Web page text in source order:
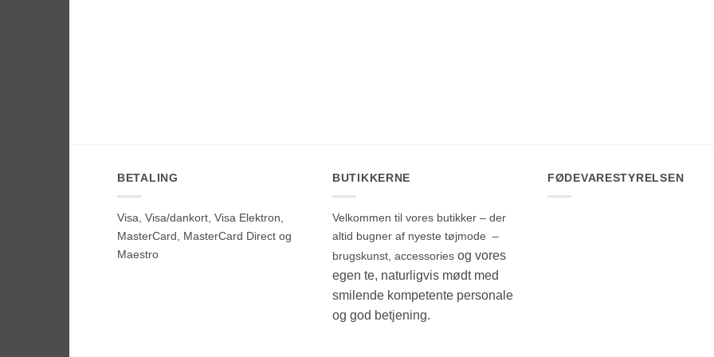
BETALING
Visa, Visa/dankort, Visa Elektron,
MasterCard, MasterCard Direct og
Maestro
BUTIKKERNE
Velkommen til vores butikker – der
altid bugner af nyeste tøjmode –
brugskunst, accessories og vores
egen te, naturligvis mødt med
smilende kompetente personale
og god betjening.
FØDEVARESTYRELSEN